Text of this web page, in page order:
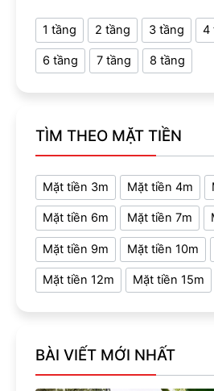
1 tầng 2 tầng 3 tầng 4
6 tầng 7 tầng 8 tầng
TÌM THEO MẶT TIỀN
Mặt tiền 3m Mặt tiền 4m
Mặt tiền 6m Mặt tiền 7m
Mặt tiền 9m Mặt tiền 10m
Mặt tiền 12m Mặt tiền 15m
BÀI VIẾT MỚI NHẤT